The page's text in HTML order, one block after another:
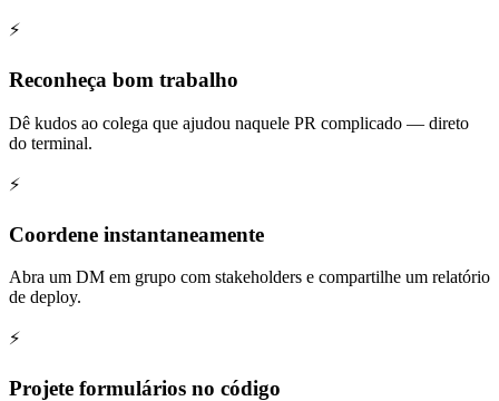
⚡
Reconheça bom trabalho
Dê kudos ao colega que ajudou naquele PR complicado — direto
do terminal.
⚡
Coordene instantaneamente
Abra um DM em grupo com stakeholders e compartilhe um relatório
de deploy.
⚡
Projete formulários no código